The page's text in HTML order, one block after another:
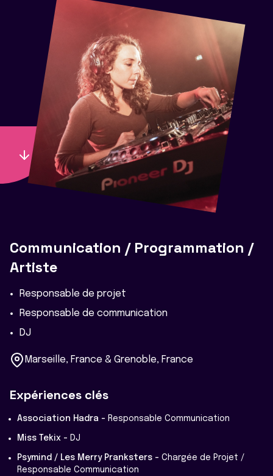
Communication / Programmation /
Artiste
Responsable de projet
Responsable de communication
DJ
Marseille, France & Grenoble, France
Expériences clés
Association Hadra - Responsable Communication
Miss Tekix - DJ
Psymind / Les Merry Pranksters - Chargée de Projet /
Responsable Communication